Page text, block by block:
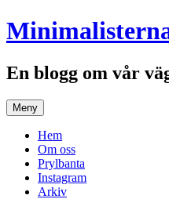
Hoppa
till
En blogg om vår
Meny
Hem
Om oss
Prylbanta
Instagram
Arkiv